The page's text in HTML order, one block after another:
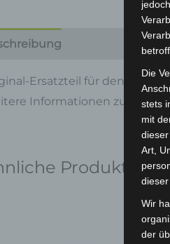
Ersatzteil für den
Informationen zum
Produkte
Die
stets
mit
Art,
Wir
der